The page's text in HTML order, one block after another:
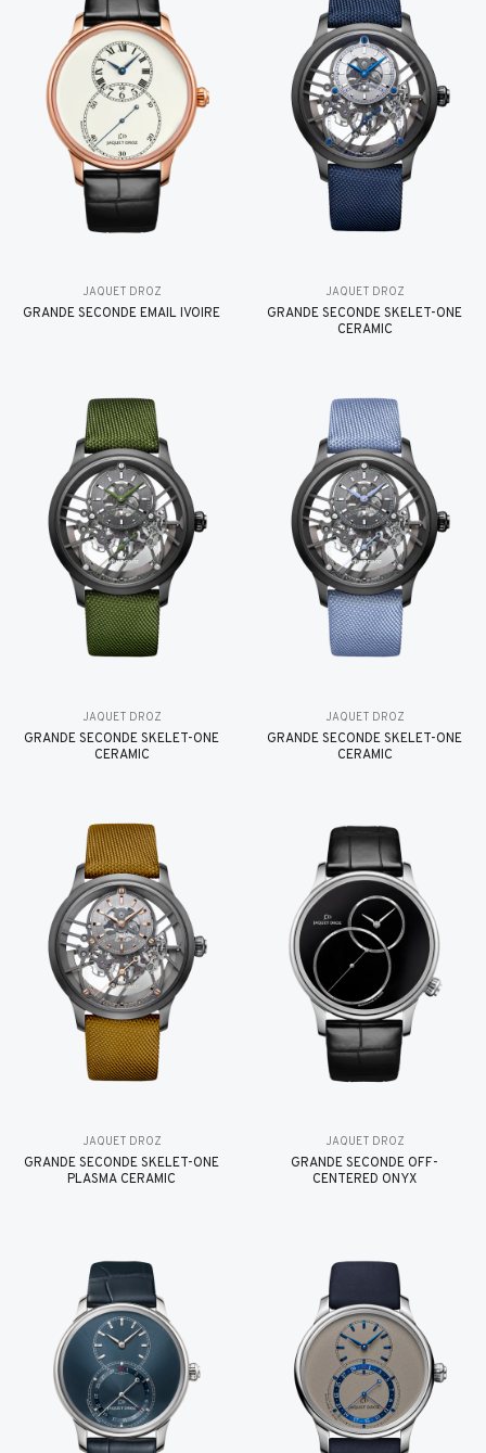
JAQUET DROZ
GRANDE SECONDE EMAIL IVOIRE
JAQUET DROZ
GRANDE SECONDE SKELET-ONE
CERAMIC
JAQUET DROZ
GRANDE SECONDE SKELET-ONE
CERAMIC
JAQUET DROZ
GRANDE SECONDE SKELET-ONE
CERAMIC
JAQUET DROZ
GRANDE SECONDE SKELET-ONE
PLASMA CERAMIC
JAQUET DROZ
GRANDE SECONDE OFF-
CENTERED ONYX